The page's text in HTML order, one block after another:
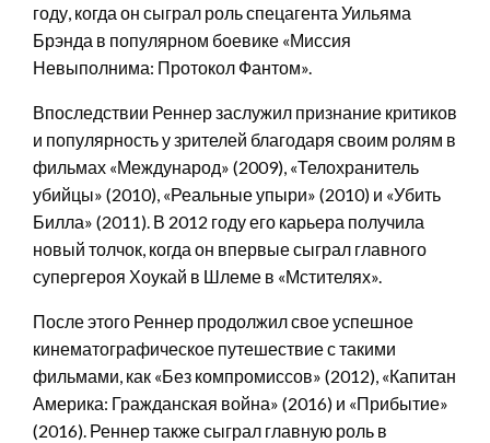
году, когда он сыграл роль спецагента Уильяма
Брэнда в популярном боевике «Миссия
Невыполнима: Протокол Фантом».
Впоследствии Реннер заслужил признание критиков
и популярность у зрителей благодаря своим ролям в
фильмах «Международ» (2009), «Телохранитель
убийцы» (2010), «Реальные упыри» (2010) и «Убить
Билла» (2011). В 2012 году его карьера получила
новый толчок, когда он впервые сыграл главного
супергероя Хоукай в Шлеме в «Мстителях».
После этого Реннер продолжил свое успешное
кинематографическое путешествие с такими
фильмами, как «Без компромиссов» (2012), «Капитан
Америка: Гражданская война» (2016) и «Прибытие»
(2016). Реннер также сыграл главную роль в